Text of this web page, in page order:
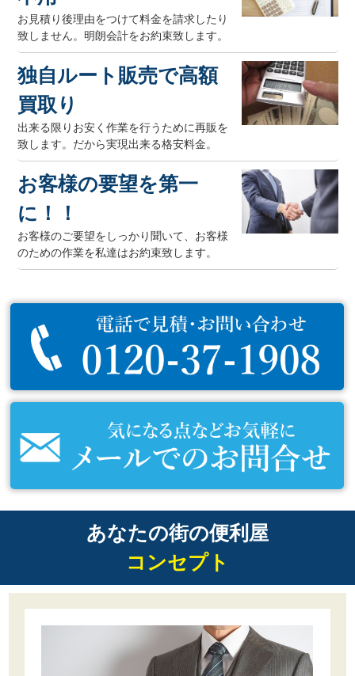
お見積り後理由をつけて料金を請求したり
致しません。明朗会計をお約束致します。
独自ルート販売で高額
買取り
出来る限りお安く作業を行うために再販を
致します。だから実現出来る格安料金。
お客様の要望を第一
に！！
お客様のご要望をしっかり聞いて、お客様
のための作業を私達はお約束致します。
あなたの街の便利屋
コンセプト